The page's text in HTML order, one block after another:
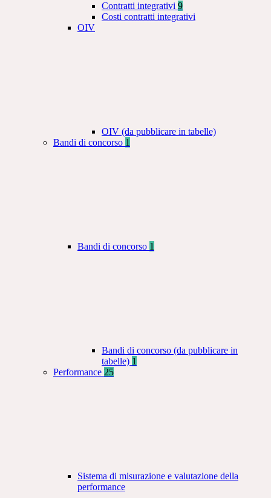
Contratti integrativi 9
Costi contratti integrativi
OIV
OIV (da pubblicare in tabelle)
Bandi di concorso 1
Bandi di concorso 1
Bandi di concorso (da pubblicare in
tabelle) 1
Performance 25
Sistema di misurazione e valutazione della
performance